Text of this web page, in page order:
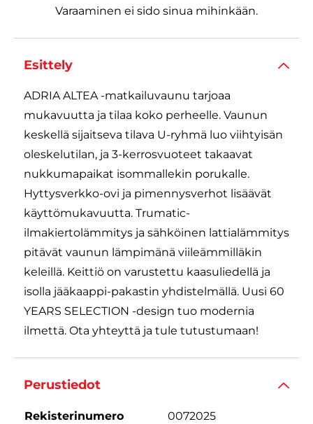
Varaaminen ei sido sinua mihinkään.
Esittely
ADRIA ALTEA -matkailuvaunu tarjoaa
mukavuutta ja tilaa koko perheelle. Vaunun
keskellä sijaitseva tilava U-ryhmä luo viihtyisän
oleskelutilan, ja 3-kerrosvuoteet takaavat
nukkumapaikat isommallekin porukalle.
Hyttysverkko-ovi ja pimennysverhot lisäävät
käyttömukavuutta. Trumatic-
ilmakiertolämmitys ja sähköinen lattialämmitys
pitävät vaunun lämpimänä viileämmilläkin
keleillä. Keittiö on varustettu kaasuliedellä ja
isolla jääkaappi-pakastin yhdistelmällä. Uusi 60
YEARS SELECTION -design tuo modernia
ilmettä. Ota yhteyttä ja tule tutustumaan!
Perustiedot
Rekisterinumero
0072025